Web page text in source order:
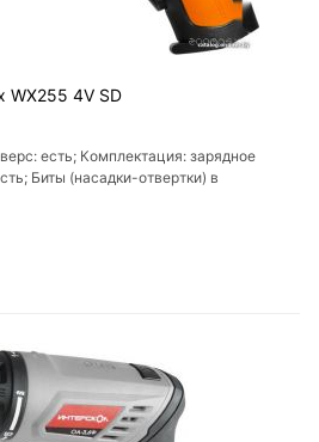
WX255 4V SD
есть; Комплектация: зарядное
Биты (насадки-отвертки) в